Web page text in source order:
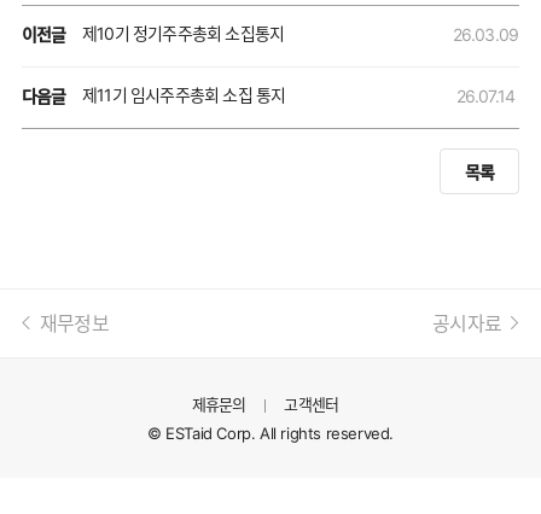
이전글 제10기 정기주주총회 소집통지 26.03.09
다음글 제11기 임시주주총회 소집 통지 26.07.14
목록
재무정보 공시자료
제휴문의
고객센터
© ESTaid Corp. All rights reserved.